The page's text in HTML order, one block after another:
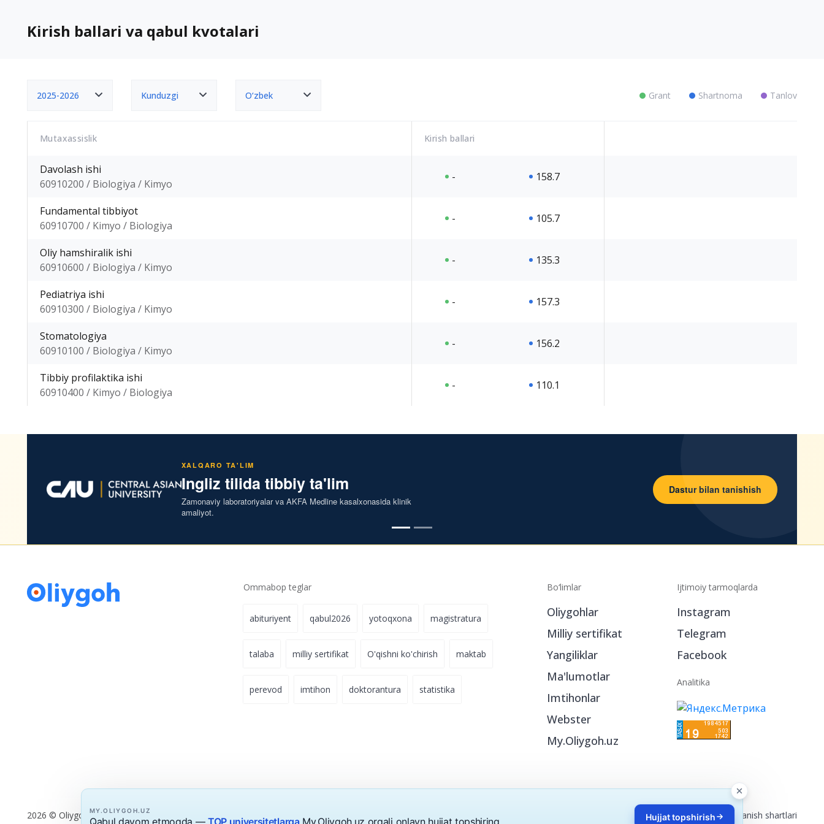
Kirish ballari va qabul kvotalari
2025-2026 Kunduzgi O‘zbek Grant Shartnoma Tanlov
Mutaxassislik Kirish ballari
Davolash ishi
60910200 / Biologiya / Kimyo
- 158.7
Fundamental tibbiyot
60910700 / Kimyo / Biologiya
- 105.7
Oliy hamshiralik ishi
60910600 / Biologiya / Kimyo
- 135.3
Pediatriya ishi
60910300 / Biologiya / Kimyo
- 157.3
Stomatologiya
60910100 / Biologiya / Kimyo
- 156.2
Tibbiy profilaktika ishi
60910400 / Kimyo / Biologiya
- 110.1
XALQARO TA'LIM
Ingliz tilida tibbiy ta'lim
Zamonaviy laboratoriyalar va AKFA Medline kasalxonasida klinik
amaliyot.
Dastur bilan tanishish
Ommabop teglar
abituriyent qabul2026 yotoqxona magistratura
talaba milliy sertifikat O'qishni ko'chirish maktab
perevod imtihon doktorantura statistika
Bo‘limlar
Oliygohlar
Milliy sertifikat
Yangiliklar
Ma'lumotlar
Imtihonlar
Webster
My.Oliygoh.uz
Ijtimoiy tarmoqlarda
Instagram
Telegram
Facebook
Analitika
2026 © Oliygoh.uz, Barcha huquqlar himoyalangan Reklama/Foydalanish shartlari
MY.OLIYGOH.UZ
Qabul davom etmoqda — TOP universitetlargaMy.Oliygoh.uz orqali onlayn hujjat topshiring. Hujjat topshirish